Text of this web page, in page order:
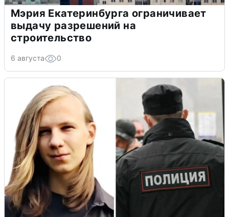
Мэрия Екатеринбурга ограничивает
выдачу разрешений на
строительство
6 августа 0